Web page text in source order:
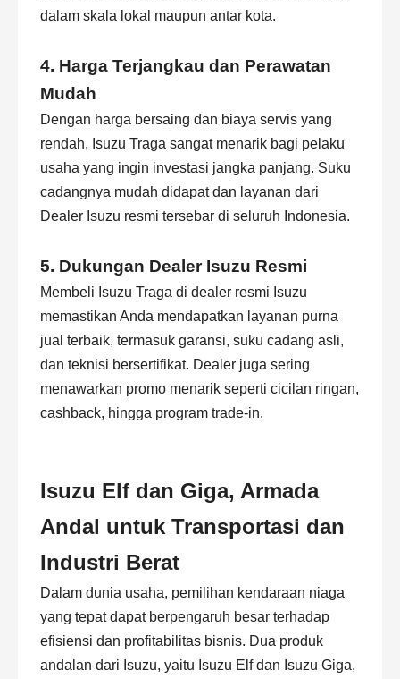
dalam skala lokal maupun antar kota.
4. Harga Terjangkau dan Perawatan
Mudah
Dengan harga bersaing dan biaya servis yang
rendah, Isuzu Traga sangat menarik bagi pelaku
usaha yang ingin investasi jangka panjang. Suku
cadangnya mudah didapat dan layanan dari
Dealer Isuzu resmi tersebar di seluruh Indonesia.
5. Dukungan Dealer Isuzu Resmi
Membeli Isuzu Traga di dealer resmi Isuzu
memastikan Anda mendapatkan layanan purna
jual terbaik, termasuk garansi, suku cadang asli,
dan teknisi bersertifikat. Dealer juga sering
menawarkan promo menarik seperti cicilan ringan,
cashback, hingga program trade-in.
Isuzu Elf dan Giga, Armada
Andal untuk Transportasi dan
Industri Berat
Dalam dunia usaha, pemilihan kendaraan niaga
yang tepat dapat berpengaruh besar terhadap
efisiensi dan profitabilitas bisnis. Dua produk
andalan dari Isuzu, yaitu Isuzu Elfdan Isuzu Giga,